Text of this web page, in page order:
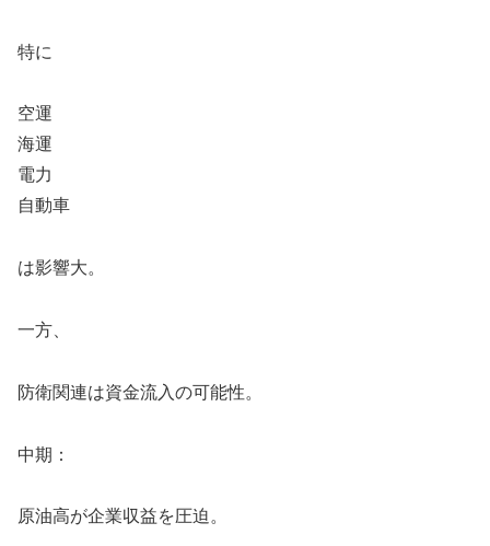
特に
空運
海運
電力
自動車
は影響大。
一方、
防衛関連は資金流入の可能性。
中期：
原油高が企業収益を圧迫。